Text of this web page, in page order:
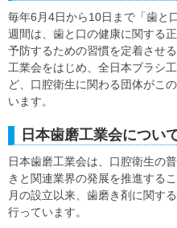
毎年6月4日から10日まで「歯と
週間は、歯と口の健康に関する
予防するための習慣を定着させ
工業会をはじめ、全日本ブラシ
ど、口腔衛生に関わる団体がこ
います。
日本歯磨工業会につい
日本歯磨工業会は、口腔衛生の
きと関連業界の発展を推進する
月の設立以来、歯磨き剤に関す
行っています。